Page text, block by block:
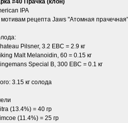
#40 Прачка (клон)
IPA
рецепта Jaws "Атомная прачечная"
Pilsner, 3.2 EBC = 2.9 кг
Malt Melanoidin, 60 = 0.15 кг
Special B, 300 EBC = 0.1 кг
3.15 кг солода
(13.4%) = 40 гр
(11.4%) = 25 гр